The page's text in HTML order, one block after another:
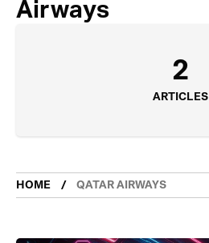
Airways
2
ARTICLES
HOME QATAR AIRWAYS